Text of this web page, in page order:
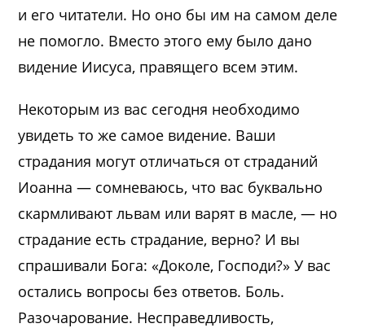
и его читатели. Но оно бы им на самом деле
не помогло. Вместо этого ему было дано
видение Иисуса, правящего всем этим.
Некоторым из вас сегодня необходимо
увидеть то же самое видение. Ваши
страдания могут отличаться от страданий
Иоанна — сомневаюсь, что вас буквально
скармливают львам или варят в масле, — но
страдание есть страдание, верно? И вы
спрашивали Бога: «Доколе, Господи?» У вас
остались вопросы без ответов. Боль.
Разочарование. Несправедливость,